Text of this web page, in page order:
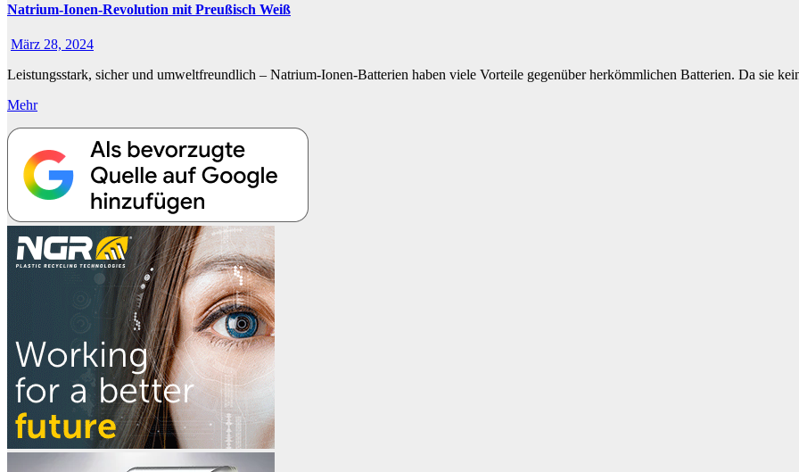
Natrium-Ionen-Revolution mit Preußisch Weiß
März 28, 2024
Leistungsstark, sicher und umweltfreundlich – Natrium-Ionen-Batterien haben viele Vorteile gegenüber herkömmlichen Batterien. Da sie
Mehr